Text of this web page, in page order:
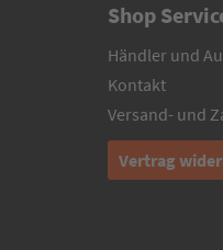
Shop
Händler und
Kontakt
Versand- und
Vertrag